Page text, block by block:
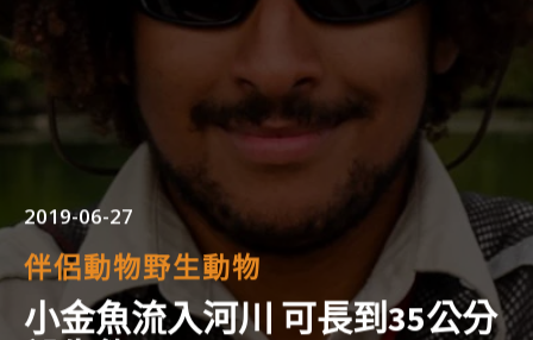
2019-06-27
伴侶動物野生動物
小金魚流入河川 可長到35公分